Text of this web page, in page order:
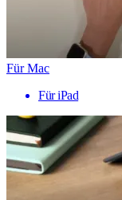
Für Mac
Für iPad